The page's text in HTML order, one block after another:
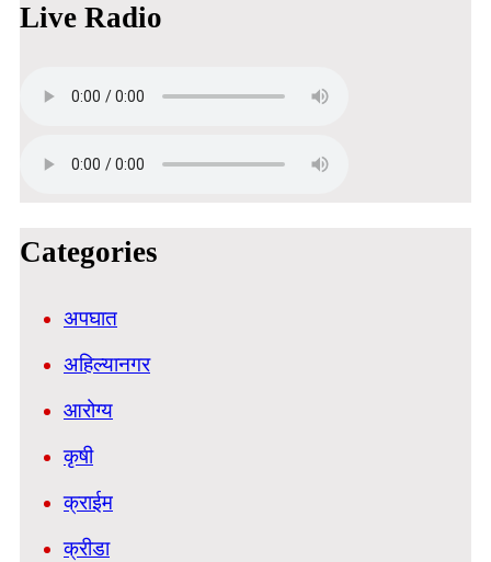
Live Radio
Categories
अपघात
अहिल्यानगर
आरोग्य
कृषी
क्राईम
क्रीडा